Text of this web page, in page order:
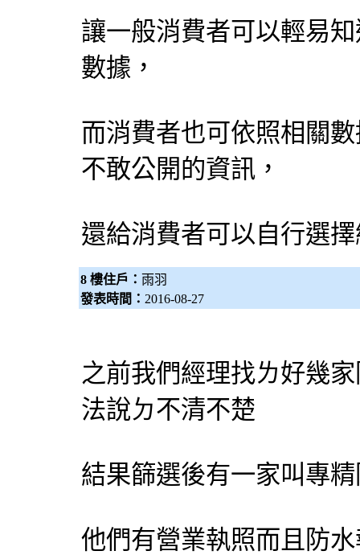
讓一般消費者可以輕易
數據，
而消費者也可依照相關
不敢公開的資訊，
還給消費者可以自行選
8 樓住戶： 雨羽
發表時間： 2016-08-27
之前我們經理找ㄌ好幾家
法說ㄉ不清不楚
結果篩選後有一家叫專精
他們有營業執照而且防